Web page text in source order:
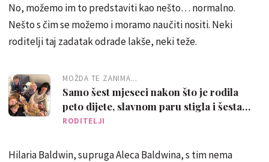
No, možemo im to predstaviti kao nešto… normalno.
Nešto s čim se možemo i moramo naučiti nositi. Neki
roditelji taj zadatak odrade lakše, neki teže.
MOŽDA TE ZANIMA...
Samo šest mjeseci nakon što je rodila
peto dijete, slavnom paru stigla i šesta
beba
RODITELJI
Hilaria Baldwin, supruga Aleca Baldwina, s tim nema